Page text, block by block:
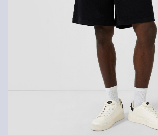
Kunden haben nach Erhalt der Ware 30 Tage
an uns zurückzusenden.
Weitere Informationen sind unserer „ Hilfe & FAQ
HIER online anmelden.